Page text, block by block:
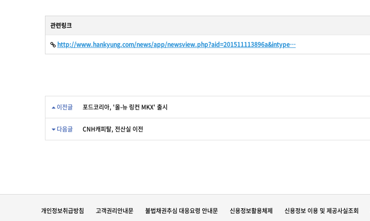
관련링크
http://www.hankyung.com/news/app/newsview.php?aid=201511113896a&intype…
이전글 포드코리아, '올-뉴 링컨 MKX' 출시
다음글 CNH캐피탈, 전산실 이전
개인정보취급방침 고객권리안내문 불법채권추심 대응요령 안내문 신용정보활용체제 신용정보 이용 및 제공사실조회